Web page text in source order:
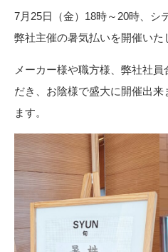
7月25日（金）18時～20時、シ
弊社主催の暑気払いを開催いた
メーカー様や職方様、弊社社
だき、お陰様で盛大に開催出
ます。